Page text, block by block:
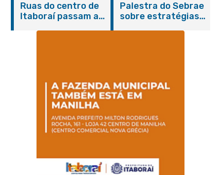
promovem
conscientização
sobre hanseníase
Ruas do centro de
Itaboraí passam a
Palestra do Sebrae
sobre estratégias